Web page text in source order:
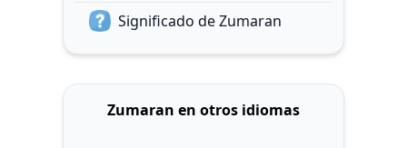
Significado de Zumaran
Zumaran en otros idiomas